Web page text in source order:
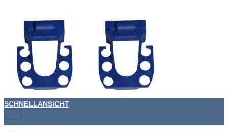
+
SCHNELLANSICHT